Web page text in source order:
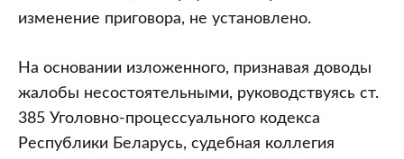
изменение приговора, не установлено.
На основании изложенного, признавая доводы
жалобы несостоятельными, руководствуясь ст.
385 Уголовно-процессуального кодекса
Республики Беларусь, судебная коллегия